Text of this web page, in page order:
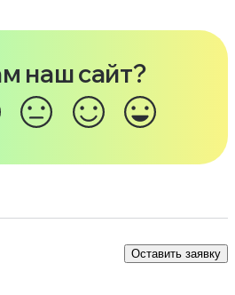
наш сайт?
Оставить заявку